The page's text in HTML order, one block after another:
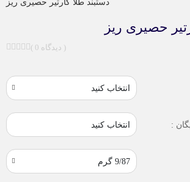
حصیری ریز
( 0 دیدگاه )
: انتخاب کنید